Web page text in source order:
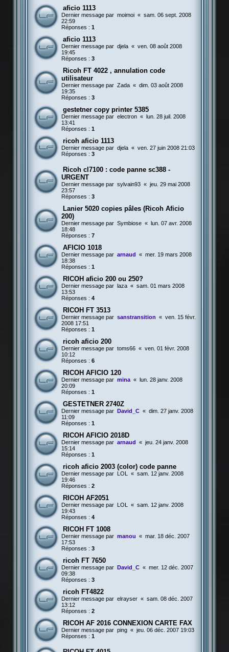
aficio 1113
Dernier message par moimoi « sam. 06 sept. 2008
22:59
Réponses : 1
aficio 1113
Dernier message par djela « ven. 08 août 2008
19:45
Réponses : 3
Ricoh FT 4022 , annulation code
utilisateur
Dernier message par Zada « dim. 03 août 2008
19:35
Réponses : 3
gestetner copy printer 5385
Dernier message par electron « lun. 28 juil. 2008
13:41
Réponses : 1
ricoh aficio 1113
Dernier message par djela « ven. 27 juin 2008 21:03
Réponses : 3
Ricoh cl7100 : code panne sc388 -
URGENT
Dernier message par sylvain93 « jeu. 29 mai 2008
23:57
Réponses : 3
Lanier 5020 copies pâles (Ricoh Aficio
200)
Dernier message par Symbiose « lun. 07 avr. 2008
18:48
Réponses : 7
AFICIO 1018
Dernier message par arnaud « mer. 19 mars 2008
18:38
Réponses : 1
RICOH aficio 200 ou 250?
Dernier message par laza « sam. 01 mars 2008
13:53
Réponses : 4
RICOH FT 3513
Dernier message par sanstransition « ven. 15 févr.
2008 17:51
Réponses : 1
ricoh aficio 200
Dernier message par toms66 « ven. 01 févr. 2008
10:12
Réponses : 6
RICOH AFICIO 120
Dernier message par mina « lun. 28 janv. 2008
20:09
Réponses : 1
GESTETNER 2740Z
Dernier message par David_C « dim. 27 janv. 2008
11:09
Réponses : 1
RICOH AFICIO 2018D
Dernier message par arnaud « jeu. 24 janv. 2008
15:14
Réponses : 1
ricoh aficio 2003 (color) code panne
Dernier message par LOL « sam. 12 janv. 2008
19:46
Réponses : 2
RICOH AF2051
Dernier message par LOL « sam. 12 janv. 2008
19:43
Réponses : 4
RICOH FT 1008
Dernier message par manou « mar. 18 déc. 2007
17:53
Réponses : 3
ricoh FT 7650
Dernier message par David_C « mer. 12 déc. 2007
09:38
Réponses : 3
ricoh FT4822
Dernier message par elrayser « sam. 08 déc. 2007
13:12
Réponses : 2
RICOH AF 2016 CONNEXION CARTE FAX
Dernier message par ping « jeu. 06 déc. 2007 19:03
Réponses : 1